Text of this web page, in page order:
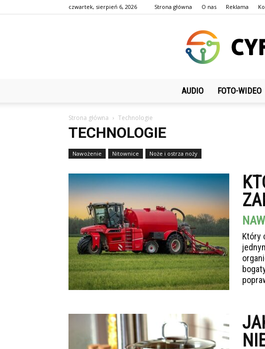
czwartek, sierpień 6, 2026 Strona główna O nas Reklama
AUDIO FOTO-WIDEO
Strona główna Technologie
TECHNOLOGIE
Nawożenie Nitownice Noże i ostrza noży
Który